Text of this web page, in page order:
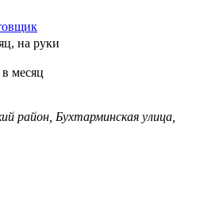
на руки
месяц
район, Бухтарминская улица,